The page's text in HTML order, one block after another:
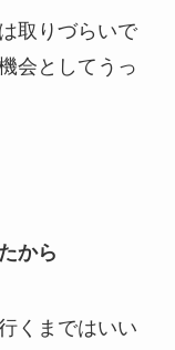
取りづらいで
会としてうっ
から
くまではいい